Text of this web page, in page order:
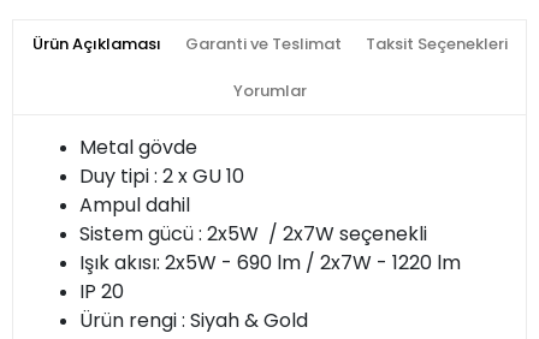
Ürün Açıklaması Garanti ve Teslimat Taksit Seçenekleri
Yorumlar
Metal gövde
Duy tipi : 2 x GU 10
Ampul dahil
Sistem gücü : 2x5W / 2x7W seçenekli
Işık akısı: 2x5W - 690 lm / 2x7W - 1220 lm
IP 20
Ürün rengi : Siyah & Gold